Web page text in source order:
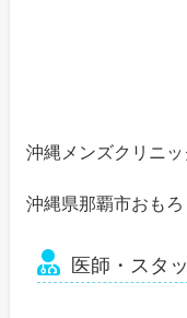
沖縄メンズクリニッ
沖縄県那覇市おも
医師・スタ